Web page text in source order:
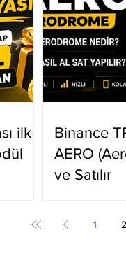
ilk
Binance
AERO
ve Satılır
1 2